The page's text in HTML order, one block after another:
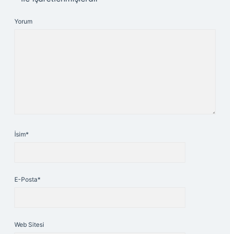
Yorum
İsim*
E-Posta*
Web Sitesi